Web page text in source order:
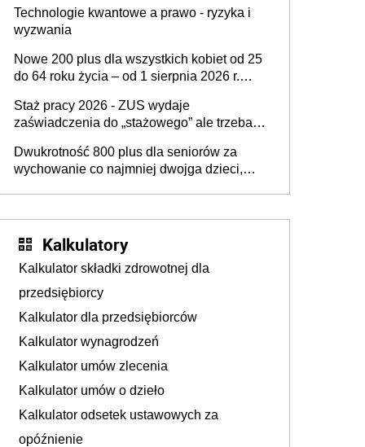
Technologie kwantowe a prawo - ryzyka i
wyzwania
Nowe 200 plus dla wszystkich kobiet od 25
do 64 roku życia – od 1 sierpnia 2026 r.
programu rządowego
Staż pracy 2026 - ZUS wydaje
zaświadczenia do „stażowego” ale trzeba
sprzed 1999 roku). Jak odebrać
zaświadczenie z ZUS?
Dwukrotność 800 plus dla seniorów za
wychowanie co najmniej dwojga dzieci,
Zapadła decyzja Sejmu
Kalkulatory
Kalkulator składki zdrowotnej dla
przedsiębiorcy
Kalkulator dla przedsiębiorców
Kalkulator wynagrodzeń
Kalkulator umów zlecenia
Kalkulator umów o dzieło
Kalkulator odsetek ustawowych za
opóźnienie